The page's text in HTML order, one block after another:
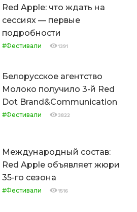
Red Apple: что ждать на
сессиях — первые
подробности
#Фестивали 1391
Белорусское агентство
Молоко получило 3-й Red
Dot Brand&Communication
#Фестивали 3822
Международный состав:
Red Apple объявляет жюри
35-го сезона
#Фестивали 1516